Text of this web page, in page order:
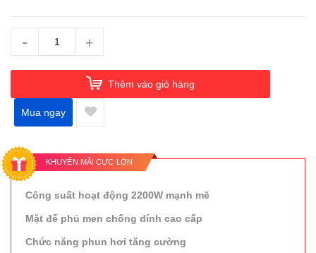
- +
Thêm vào giỏ hàng
Mua ngay
KHUYẾN MÃI CỰC LỚN
Công suất hoạt động 2200W mạnh mẽ
Mặt đế phủ men chống dính cao cấp
Chức năng phun hơi tăng cường